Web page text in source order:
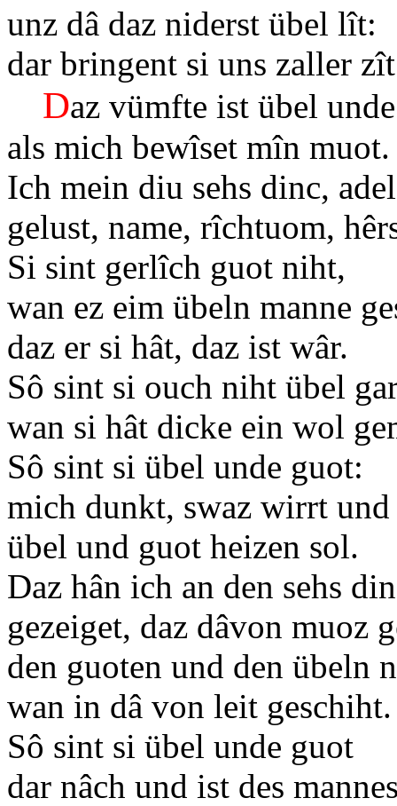
unz dâ daz niderst übel lît:
dar bringent si uns zaller
Daz vümfte ist übel
als mich bewîset mîn muot.
Ich mein diu sehs dinc,
gelust, name, rîchtuom,
Si sint gerlîch guot niht,
wan ez eim übeln manne
daz er si hât, daz ist wâr.
Sô sint si ouch niht übel
wan si hât dicke ein wol
Sô sint si übel unde guot:
mich dunkt, swaz wirrt
übel und guot heizen sol.
Daz hân ich an den sehs
gezeiget, daz dâvon muoz
den guoten und den übeln
wan in dâ von leit geschiht.
Sô sint si übel unde guot
dar nâch und ist des